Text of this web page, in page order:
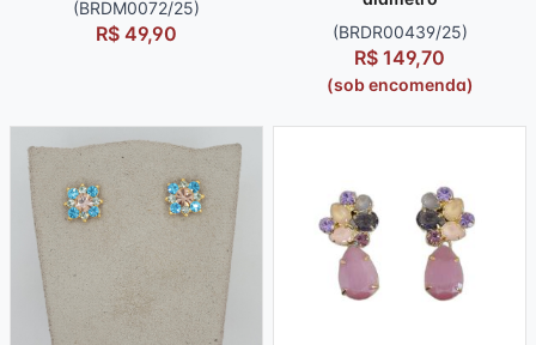
(BRDM0072/25)
R$ 49,90
(BRDR00439/25)
R$ 149,70
(sob encomenda)